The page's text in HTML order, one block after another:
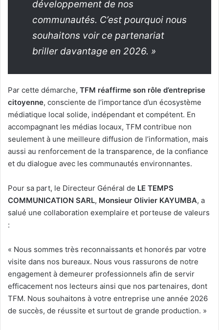
développement de nos
communautés. C’est pourquoi nous
souhaitons voir ce partenariat
briller davantage en 2026. »
Par cette démarche, TFM réaffirme son rôle d’entreprise
citoyenne, consciente de l’importance d’un écosystème
médiatique local solide, indépendant et compétent. En
accompagnant les médias locaux, TFM contribue non
seulement à une meilleure diffusion de l’information, mais
aussi au renforcement de la transparence, de la confiance
et du dialogue avec les communautés environnantes.
Pour sa part, le Directeur Général de LE TEMPS
COMMUNICATION SARL, Monsieur Olivier KAYUMBA, a
salué une collaboration exemplaire et porteuse de valeurs
:
« Nous sommes très reconnaissants et honorés par votre
visite dans nos bureaux. Nous vous rassurons de notre
engagement à demeurer professionnels afin de servir
efficacement nos lecteurs ainsi que nos partenaires, dont
TFM. Nous souhaitons à votre entreprise une année 2026
de succès, de réussite et surtout de grande production. »